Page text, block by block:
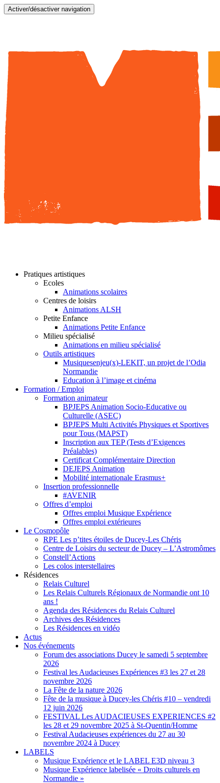
Activer/désactiver navigation
Pratiques artistiques
Ecoles
Animations scolaires
Centres de loisirs
Animations ALSH
Petite Enfance
Animations Petite Enfance
Milieu spécialisé
Animations en milieu spécialisé
Outils artistiques
Musiquesenjeu(x)-LEKIT, un projet de l’Odia
Normandie
Education à l’image et cinéma
Formation / Emploi
Formation animateur
BPJEPS Animation Socio-Educative ou
Culturelle (ASEC)
BPJEPS Multi Activités Physiques et Sportives
pour Tous (MAPST)
Inscription aux TEP (Tests d’Exigences
Préalables)
Certificat Complémentaire Direction
DEJEPS Animation
Mobilité internationale Erasmus+
Insertion professionnelle
#AVENIR
Offres d’emploi
Offres emploi Musique Expérience
Offres emploi extérieures
Le Cosmopôle
RPE Les p’tites étoiles de Ducey-Les Chéris
Centre de Loisirs du secteur de Ducey – L’Astromômes
Constell’Actions
Les colos interstellaires
Résidences
Relais Culturel
Les Relais Culturels Régionaux de Normandie ont 10
ans !
Agenda des Résidences du Relais Culturel
Archives des Résidences
Les Résidences en vidéo
Actus
Nos événements
Forum des associations Ducey le samedi 5 septembre
2026
Festival les Audacieuses Expériences #3 les 27 et 28
novembre 2026
La Fête de la nature 2026
Fête de la musique à Ducey-les Chéris #10 – vendredi
12 juin 2026
FESTIVAL Les AUDACIEUSES EXPERIENCES #2
les 28 et 29 novembre 2025 à St-Quentin/Homme
Festival Audacieuses expériences du 27 au 30
novembre 2024 à Ducey
LABELS
Musique Expérience et le LABEL E3D niveau 3
Musique Expérience labelisée « Droits culturels en
Normandie »